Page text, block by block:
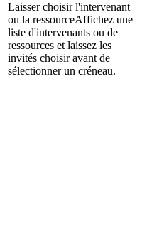
Laisser choisir l'intervenant
ou la ressourceAffichez une
liste d'intervenants ou de
ressources et laissez les
invités choisir avant de
sélectionner un créneau.